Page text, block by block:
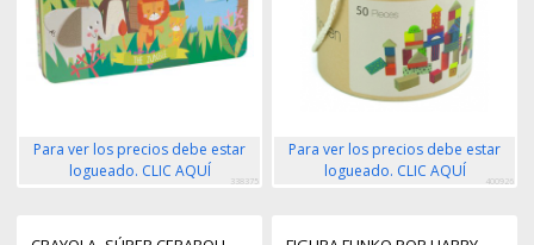
Para ver los precios debe estar
logueado. CLIC AQUÍ
338375
Para ver los precios debe estar
logueado. CLIC AQUÍ
400926